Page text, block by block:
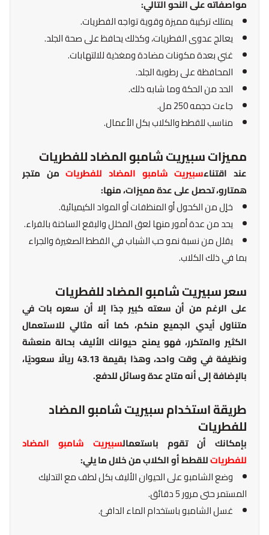
مواصفاته على النحو التالي:
يمتلك تركيبة مميزة وقوية تواجه الفطريات.
يعالج عدوى الفطريات، وكذلك يحافظ على صحة الجلد.
غني بعدة مكونات مضادة ومغذية للالتهابات.
المحافظة على رطوبة الجلد.
الحد من الحكة وما شابه ذلك.
جاءت حجمه 250 مل.
مناسب للقطط والكلاب بكل الأعمال.
مميزات سبيريت شامبو المضاد للفطريات
عند اقتناءسبيريت شامبو المضاد للفطرياتمن متجر
همتارو، تحصل على عدة مميزات، منها:
خاٍل من الكحول أو المنظفات أو المواد الكيميائية.
يحد من عدة أمور منها لعق المخلل والبقع الساخنة بالفراء.
يقلل من نسبة نمو حب الشباب في القطط الصغيرة والجراء
بما في ذلك الكلاب.
سعر سبيريت شامبو المضاد للفطريات
على الرغم من أن سعته كبير جدًا إلا أن سعره بات في
متناول أيدي الجميع منكم، كما أنه مثالي للاستعمال
الكثير والمتكرر، فهو يمنح حيوانك الأليف بحالة منعشة
ونظيفة في وقت واحد، وهذا بقيمة 43.13 ريالًا سعوديًا،
بالإضافة إلى أنه متاح عدة وسائل للدفع.
طريقة استخدام سبيريت شامبو المضاد
للفطريات
بإمكانك أن تقوم باستعمالسبيريت شامبو المضاد
للفطرياتللقطط أو الكلاب من خلال ما يلي:
وضع الشامبو على الحيوان الأليف بكل لطف مع التدليك
المستمر حتى مرور 5 دقائق.
غسل الشامبو باستخدام الماء الدافئ.